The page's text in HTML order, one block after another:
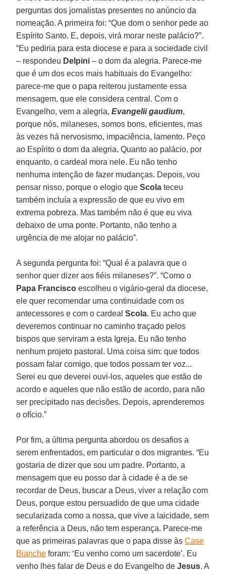
perguntas dos jornalistas presentes no anúncio da
nomeação. A primeira foi: “Que dom o senhor pede ao
Espírito Santo. E, depois, virá morar neste palácio?”.
“Eu pediria para esta diocese e para a sociedade civil
– respondeu Delpini – o dom da alegria. Parece-me
que é um dos ecos mais habituais do Evangelho:
parece-me que o papa reiterou justamente essa
mensagem, que ele considera central. Com o
Evangelho, vem a alegria,Evangelii gaudium,
porque nós, milaneses, somos bons, eficientes, mas
às vezes há nervosismo, impaciência, lamento. Peço
ao Espírito o dom da alegria. Quanto ao palácio, por
enquanto, o cardeal mora nele. Eu não tenho
nenhuma intenção de fazer mudanças. Depois, vou
pensar nisso, porque o elogio queScola teceu
também incluía a expressão de que eu vivo em
extrema pobreza. Mas também não é que eu viva
debaixo de uma ponte. Portanto, não tenho a
urgência de me alojar no palácio”.
A segunda pergunta foi: “Qual é a palavra que o
senhor quer dizer aos fiéis milaneses?”. “Como o
Papa Francisco escolheu o vigário-geral da diocese,
ele quer recomendar uma continuidade com os
antecessores e com o cardealScola. Eu acho que
deveremos continuar no caminho traçado pelos
bispos que serviram a esta Igreja. Eu não tenho
nenhum projeto pastoral. Uma coisa sim: que todos
possam falar comigo, que todos possam ter voz...
Serei eu que deverei ouvi-los, aqueles que estão de
acordo e aqueles que não estão de acordo, para não
ser precipitado nas decisões. Depois, aprenderemos
o ofício.”
Por fim, a última pergunta abordou os desafios a
serem enfrentados, em particular o dos migrantes. “Eu
gostaria de dizer que sou um padre. Portanto, a
mensagem que eu posso dar à cidade é a de se
recordar de Deus, buscar a Deus, viver a relação com
Deus, porque estou persuadido de que uma cidade
secularizada como a nossa, que vive a laicidade, sem
a referência a Deus, não tem esperança. Parece-me
que as primeiras palavras que o papa disse àsCase
Bianche foram: ‘Eu venho como um sacerdote’. Eu
venho lhes falar de Deus e do Evangelho deJesus. A